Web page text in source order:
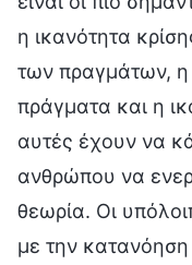
η ικανότητα
των πραγμάτων, η
πράγματα και η
αυτές έχουν να
ανθρώπου να
θεωρία. Οι
με την